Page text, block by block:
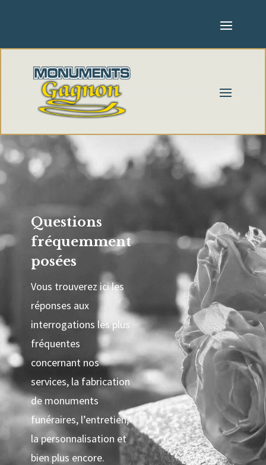
Questions
fréquemment
posées
Vous trouverez ici les
réponses aux
interrogations les plus
fréquentes
concernant nos
services, la fabrication
de monuments
funéraires, l’entretien,
la personnalisation et
bien plus encore.